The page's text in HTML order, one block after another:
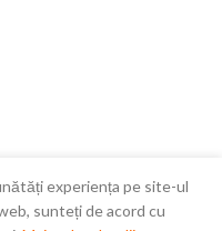
experiența pe site-ul
sunteți de acord cu